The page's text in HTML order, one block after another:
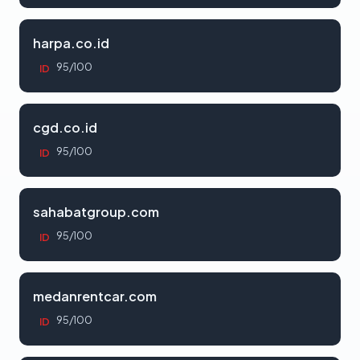
harpa.co.id
ID 95/100
cgd.co.id
ID 95/100
sahabatgroup.com
ID 95/100
medanrentcar.com
ID 95/100